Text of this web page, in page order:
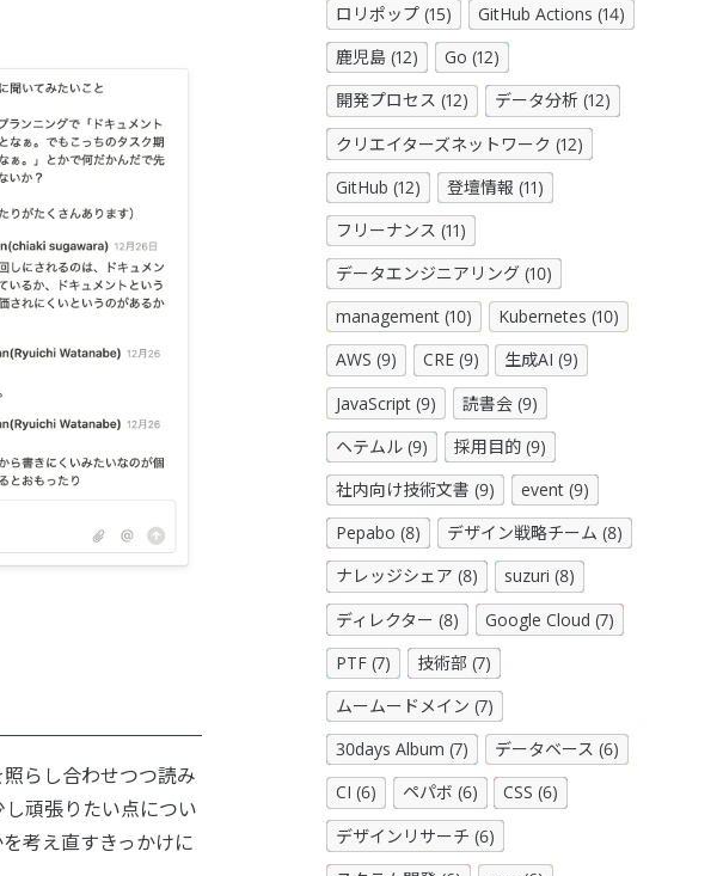
らし合わせつつ読み
頑張りたい点につい
考え直すきっかけに
ロリポップ (15)
GitHub Actions (14)
鹿児島 (12)
Go (12)
開発プロセス (12)
データ分析 (12)
クリエイターズネットワーク (12)
GitHub (12)
登壇情報 (11)
フリーナンス (11)
データエンジニアリング (10)
management (10)
Kubernetes (10)
AWS (9)
CRE (9)
生成AI (9)
JavaScript (9)
読書会 (9)
ヘテムル (9)
採用目的 (9)
社内向け技術文書 (9)
event (9)
Pepabo (8)
デザイン戦略チーム (8)
ナレッジシェア (8)
suzuri (8)
ディレクター (8)
Google Cloud (7)
PTF (7)
技術部 (7)
ムームードメイン (7)
30days Album (7)
データベース (6)
CI (6)
ペパボ (6)
CSS (6)
デザインリサーチ (6)